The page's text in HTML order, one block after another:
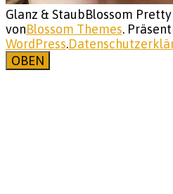
Glanz & StaubBlossom
vonBlossom Themes.
WordPress.
OBEN